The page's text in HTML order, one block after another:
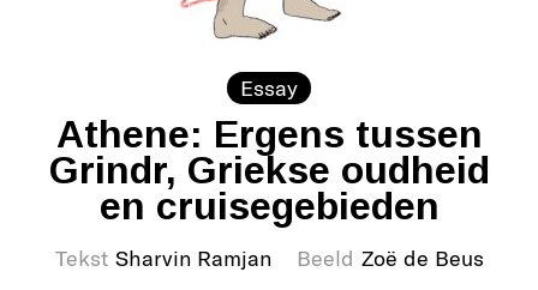
Essay
Athene: Ergens tussen
Grindr, Griekse oudheid
en cruisegebieden
Tekst Sharvin Ramjan Beeld Zoë de Beus